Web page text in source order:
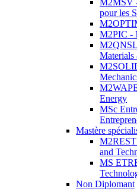
M2MSV
pour les
M2PIC -
Materials
Energy
MSc
Mastère
M2REST
and
MS
Non Diplomant